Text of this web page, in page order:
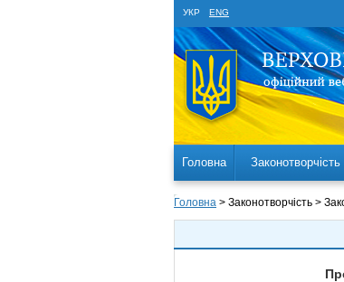
УКР ENG
Головна Законотворчість
Головна > Законотворчість >